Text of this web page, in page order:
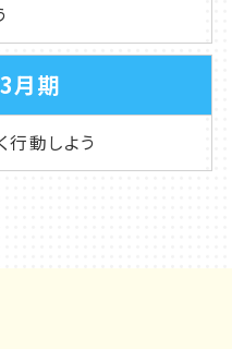
月期
行動しよう